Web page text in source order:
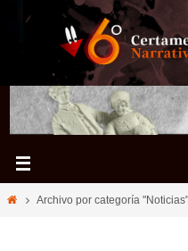
InicioArchivo por categoría "Noticias"